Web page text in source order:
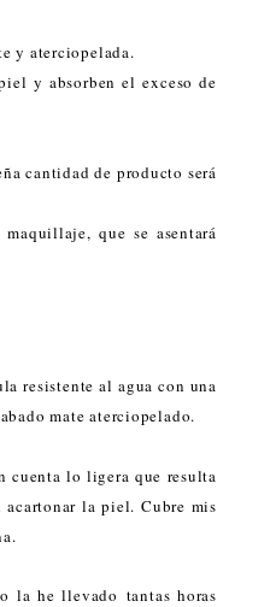
y aterciopelada.
y absorben el exceso de
cantidad de producto será
que se asentará
resistente al agua con una
mate aterciopelado.
cuenta lo ligera que resulta
la piel. Cubre mis
la he llevado tantas horas